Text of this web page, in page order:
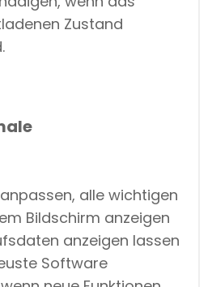
Zustand
alle wichtigen
Bildschirm anzeigen
anzeigen lassen
Software